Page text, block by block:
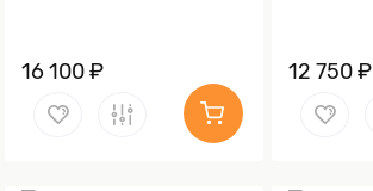
16 100 ₽ 12 750 ₽